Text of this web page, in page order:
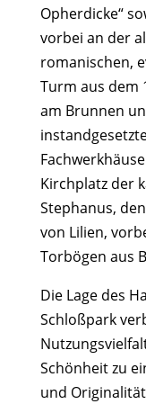
Opherdicke“
vorbei an der
romanischen,
Turm aus dem
am Brunnen
Kirchplatz der
Stephanus,
von Lilien,
Torbögen aus
Die Lage des
Schloßpark
Schönheit zu
und